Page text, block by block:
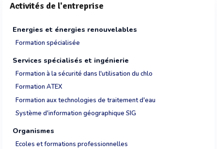
Activités de l'entreprise
Energies et énergies renouvelables
Formation spécialisée
Services spécialisés et ingénierie
Formation à la sécurité dans l'utilisation du chlo
Formation ATEX
Formation aux technologies de traitement d'eau
Système d'information géographique SIG
Organismes
Ecoles et formations professionnelles